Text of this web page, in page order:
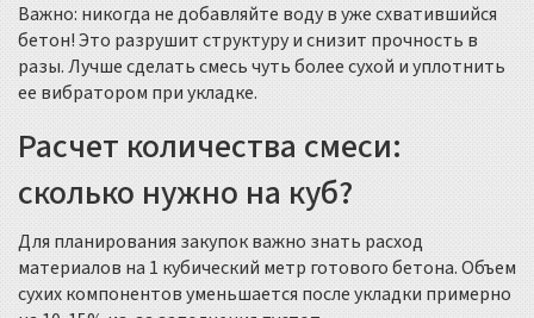
Важно: никогда не добавляйте воду в уже схватившийся
бетон! Это разрушит структуру и снизит прочность в
разы. Лучше сделать смесь чуть более сухой и уплотнить
ее вибратором при укладке.
Расчет количества смеси:
сколько нужно на куб?
Для планирования закупок важно знать расход
материалов на 1 кубический метр готового бетона. Объем
сухих компонентов уменьшается после укладки примерно